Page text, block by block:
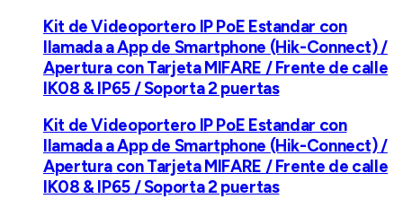
Kit de Videoportero IP PoE Estandar con
llamada a App de Smartphone (Hik-Connect) /
Apertura con Tarjeta MIFARE / Frente de calle
IK08 & IP65 / Soporta 2 puertas
Kit de Videoportero IP PoE Estandar con
llamada a App de Smartphone (Hik-Connect) /
Apertura con Tarjeta MIFARE / Frente de calle
IK08 & IP65 / Soporta 2 puertas